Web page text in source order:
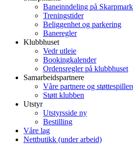
Baneinndeling på
Treningstider
Beliggenhet og parkering
Baneregler
Klubbhuset
Vedr utleie
Bookingkalender
Ordensregler på klubbhuset
Samarbeidspartnere
Våre partnere og
Støtt klubben
Utstyr
Utstyrsside ny
Bestilling
Våre lag
Nettbutikk (under arbeid)